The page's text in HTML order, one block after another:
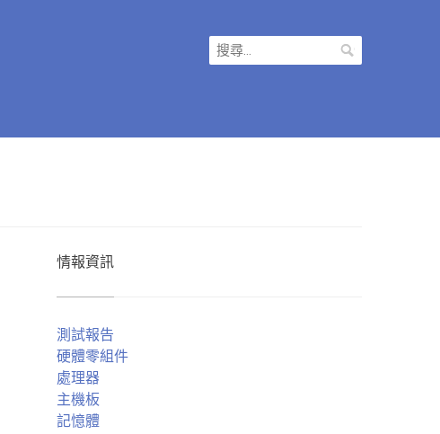
搜
尋
情報資訊
測試報告
硬體零組件
處理器
主機板
記憶體